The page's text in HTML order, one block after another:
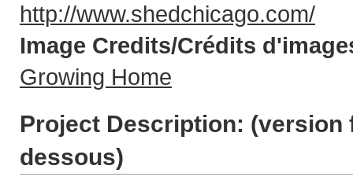
http://www.shedchicago.com/
Image Credits/Crédits
Growing Home
Project Description: (version
dessous)